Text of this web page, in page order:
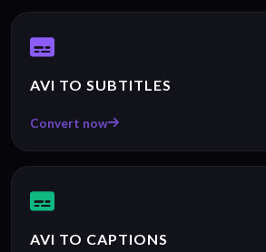
AVI TO SUBTITLES
Convert now
AVI TO CAPTIONS